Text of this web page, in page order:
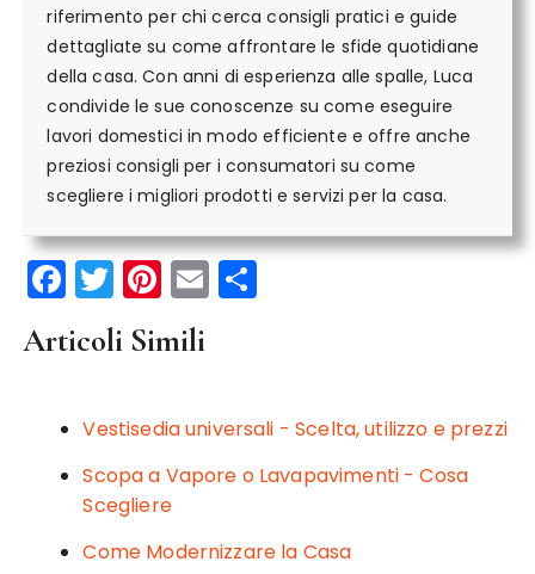
riferimento per chi cerca consigli pratici e guide
dettagliate su come affrontare le sfide quotidiane
della casa. Con anni di esperienza alle spalle, Luca
condivide le sue conoscenze su come eseguire
lavori domestici in modo efficiente e offre anche
preziosi consigli per i consumatori su come
scegliere i migliori prodotti e servizi per la casa.
F
a
c
b
o
o
k
T
w
it
r
Pi
n
te
st
E
m
vi
di
Articoli Simili
Vestisedia universali - Scelta, utilizzo e prezzi
Scopa a Vapore o Lavapavimenti - Cosa
Scegliere
Come Modernizzare la Casa